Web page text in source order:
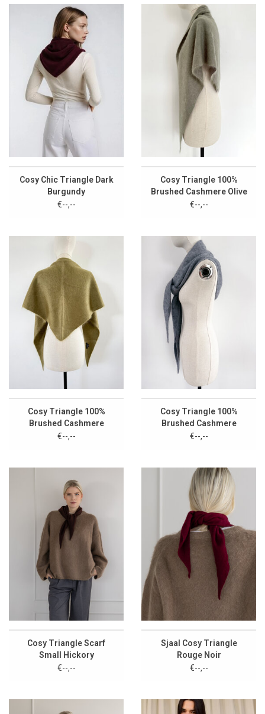
Cosy Chic Triangle Dark
Burgundy
€--,--
Cosy Triangle 100%
Brushed Cashmere Olive
€--,--
Cosy Triangle 100%
Brushed Cashmere
Forest
€--,--
Cosy Triangle 100%
Brushed Cashmere
Feather
€--,--
Cosy Triangle Scarf
Small Hickory
€--,--
Sjaal Cosy Triangle
Rouge Noir
€--,--